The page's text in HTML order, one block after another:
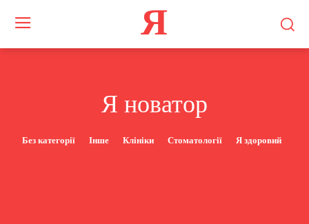
Я
Я новатор
Без категорії Інше Клініки Стоматології Я здоровий